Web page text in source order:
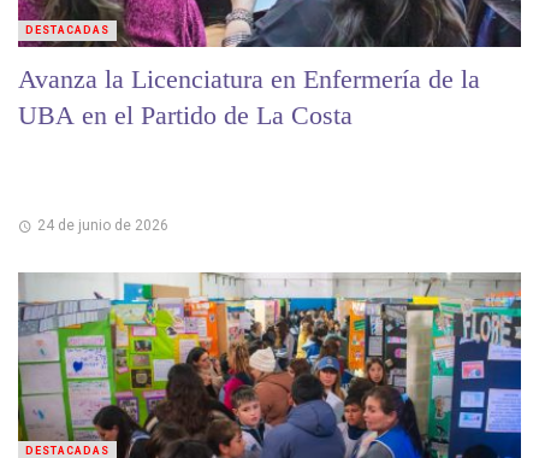
Avanza la Licenciatura en Enfermería de la
UBA en el Partido de La Costa
24 de junio de 2026
DESTACADAS
DESTACADAS